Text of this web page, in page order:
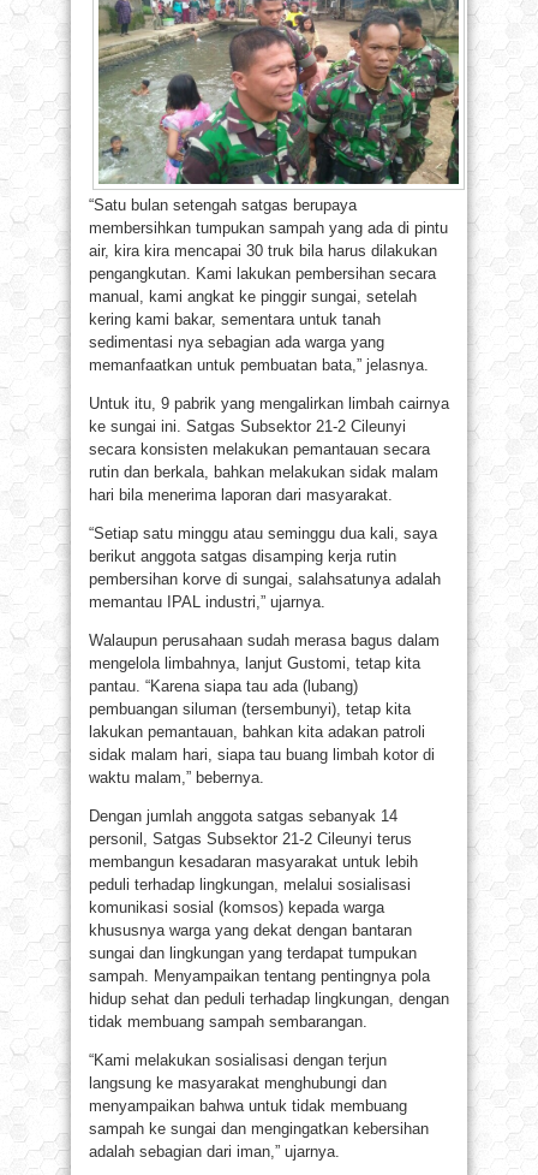
“Satu bulan setengah satgas berupaya
membersihkan tumpukan sampah yang ada di pintu
air, kira kira mencapai 30 truk bila harus dilakukan
pengangkutan. Kami lakukan pembersihan secara
manual, kami angkat ke pinggir sungai, setelah
kering kami bakar, sementara untuk tanah
sedimentasi nya sebagian ada warga yang
memanfaatkan untuk pembuatan bata,” jelasnya.
Untuk itu, 9 pabrik yang mengalirkan limbah cairnya
ke sungai ini. Satgas Subsektor 21-2 Cileunyi
secara konsisten melakukan pemantauan secara
rutin dan berkala, bahkan melakukan sidak malam
hari bila menerima laporan dari masyarakat.
“Setiap satu minggu atau seminggu dua kali, saya
berikut anggota satgas disamping kerja rutin
pembersihan korve di sungai, salahsatunya adalah
memantau IPAL industri,” ujarnya.
Walaupun perusahaan sudah merasa bagus dalam
mengelola limbahnya, lanjut Gustomi, tetap kita
pantau. “Karena siapa tau ada (lubang)
pembuangan siluman (tersembunyi), tetap kita
lakukan pemantauan, bahkan kita adakan patroli
sidak malam hari, siapa tau buang limbah kotor di
waktu malam,” bebernya.
Dengan jumlah anggota satgas sebanyak 14
personil, Satgas Subsektor 21-2 Cileunyi terus
membangun kesadaran masyarakat untuk lebih
peduli terhadap lingkungan, melalui sosialisasi
komunikasi sosial (komsos) kepada warga
khususnya warga yang dekat dengan bantaran
sungai dan lingkungan yang terdapat tumpukan
sampah. Menyampaikan tentang pentingnya pola
hidup sehat dan peduli terhadap lingkungan, dengan
tidak membuang sampah sembarangan.
“Kami melakukan sosialisasi dengan terjun
langsung ke masyarakat menghubungi dan
menyampaikan bahwa untuk tidak membuang
sampah ke sungai dan mengingatkan kebersihan
adalah sebagian dari iman,” ujarnya.